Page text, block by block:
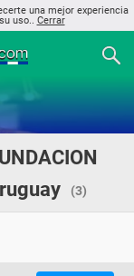
una mejor experiencia
uso.. Cerrar
(3)